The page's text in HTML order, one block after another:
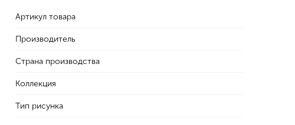
Артикул товара
Производитель
Страна производства
Коллекция
Тип рисунка